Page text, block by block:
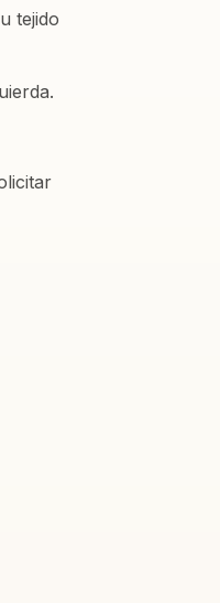
tejido